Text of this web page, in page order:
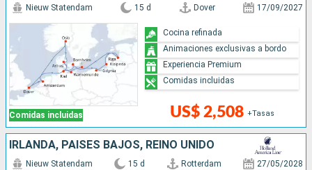
Comidas incluidas
Nieuw Statendam 15 d Dover 17/09/2027
US$ 2,508 +Tasas
Cocina refinada
Animaciones exclusivas a bordo
Experiencia Premium
Comidas incluidas
IRLANDA, PAISES BAJOS, REINO UNIDO
Nieuw Statendam 15 d Rotterdam 27/05/2028